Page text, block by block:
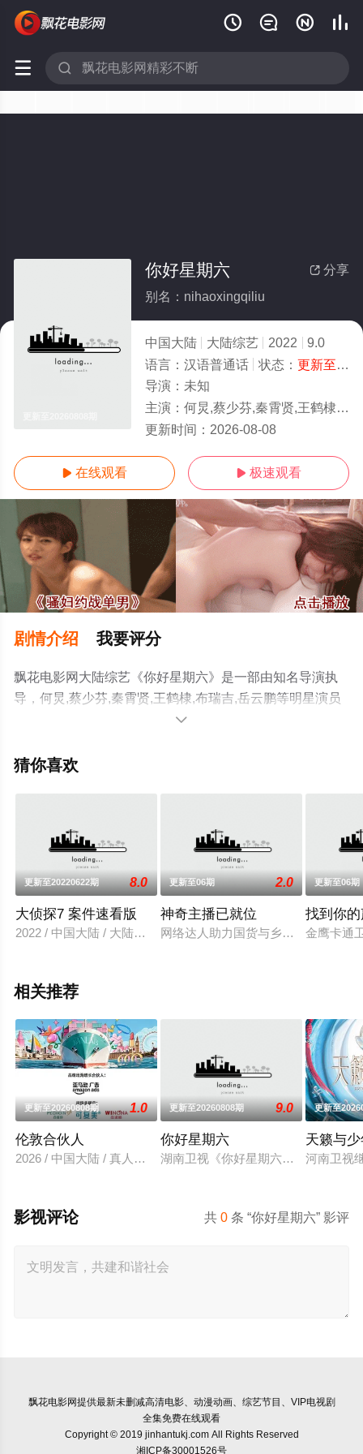
   
 
 分享
你好星期六
别名：nihaoxingqiliu
中国大陆 大陆综艺 2022
9.0
语言： 汉语普通话 状态： 更新至20260808期
导演： 未知
主演： 何炅,蔡少芬,秦霄贤,王鹤棣,布瑞吉,岳云鹏
更新时间： 2026-08-08
 在线观看  极速观看
剧情介绍 我要评分
飘花电影网大陆综艺《你好星期六》是一部由知名导演执
导，何炅,蔡少芬,秦霄贤,王鹤棣,布瑞吉,岳云鹏等明星演员
精彩演绎的中国大陆综艺，手机免费观看高清无删减完整
艺、电视猫或剧情网等平台了解。

猜你喜欢
更新至20220622期 8.0
大侦探7 案件速看版
2022 / 中国大陆 / 大陆综艺
更新至06期 2.0
神奇主播已就位
网络达人助力国货与乡村助农公益纪
更新至06期
找到你
金鹰卡通
相关推荐
更新至20260808期 1.0
伦敦合伙人
2026 / 中国大陆 / 真人秀,大陆综艺
更新至20260808期 9.0
你好星期六
湖南卫视《你好星期六》2022年1月
更新至
天籁与
河南卫视
共0 条 “你好星期六” 影评
影视评论
飘花电影网提供最新未删减高清电影、动漫动画、综艺节目、VIP电视剧
全集免费在线观看
Copyright © 2019 jinhantukj.com All Rights Reserved
湘ICP备30001526号